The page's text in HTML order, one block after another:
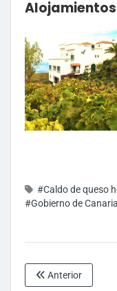
#Caldo de queso
#Gobierno de
Anterior